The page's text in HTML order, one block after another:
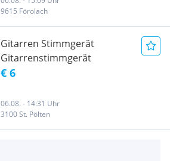
9615 Förolach
Gitarren Stimmgerät
Gitarrenstimmgerät
€ 6
06.08. - 14:31 Uhr
3100 St. Pölten